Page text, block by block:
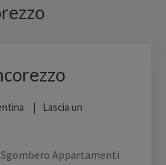
Lascia un
Appartamenti